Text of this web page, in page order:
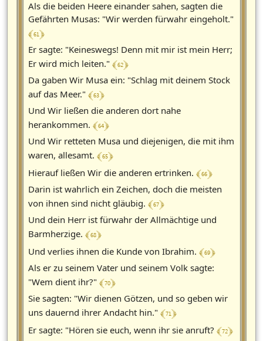
Als die beiden Heere einander sahen, sagten die
Gefährten Musas: "Wir werden fürwahr eingeholt."
﴾ 61 ﴿
Er sagte: "Keineswegs! Denn mit mir ist mein Herr;
Er wird mich leiten." ﴾ 62 ﴿
Da gaben Wir Musa ein: "Schlag mit deinem Stock
auf das Meer." ﴾ 63 ﴿
Und Wir ließen die anderen dort nahe
herankommen. ﴾ 64 ﴿
Und Wir retteten Musa und diejenigen, die mit ihm
waren, allesamt. ﴾ 65 ﴿
Hierauf ließen Wir die anderen ertrinken. ﴾ 66 ﴿
Darin ist wahrlich ein Zeichen, doch die meisten
von ihnen sind nicht gläubig. ﴾ 67 ﴿
Und dein Herr ist fürwahr der Allmächtige und
Barmherzige. ﴾ 68 ﴿
Und verlies ihnen die Kunde von Ibrahim. ﴾ 69 ﴿
Als er zu seinem Vater und seinem Volk sagte:
"Wem dient ihr?" ﴾ 70 ﴿
Sie sagten: "Wir dienen Götzen, und so geben wir
uns dauernd ihrer Andacht hin." ﴾ 71 ﴿
Er sagte: "Hören sie euch, wenn ihr sie anruft? ﴾ 72 ﴿